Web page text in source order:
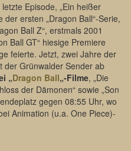
letzte Episode, „Ein heißer
ersten „Dragon Ball“-Serie,
Ball Z“, erstmals 2001
Ball GT“ hiesige Premiere
feierte. Jetzt, zwei Jahre der
der Grünwalder Sender ab
„Dragon Ball„-Filme, „Die
der Dämonen“ sowie „Son
gegen 08:55 Uhr, wo
Animation (u.a. One Piece)-